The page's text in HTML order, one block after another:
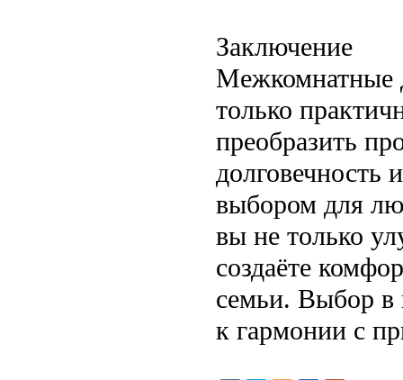
Заключение
Межкомнатные
только
преобразить
долговечность
выбором для
вы не только
создаёте
семьи. Выбор в
к гармонии с